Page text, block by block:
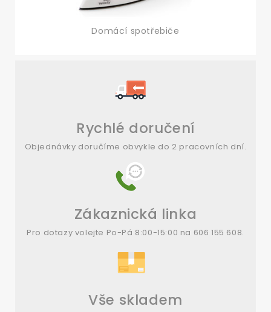
Domácí spotřebiče
Rychlé doručení
Objednávky doručíme obvykle do 2 pracovních dní.
Zákaznická linka
Pro dotazy volejte Po-Pá 8:00-15:00 na 606 155 608.
Vše skladem